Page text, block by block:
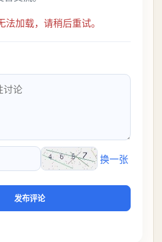
法加载，请稍后重试。
换一张
发布评论